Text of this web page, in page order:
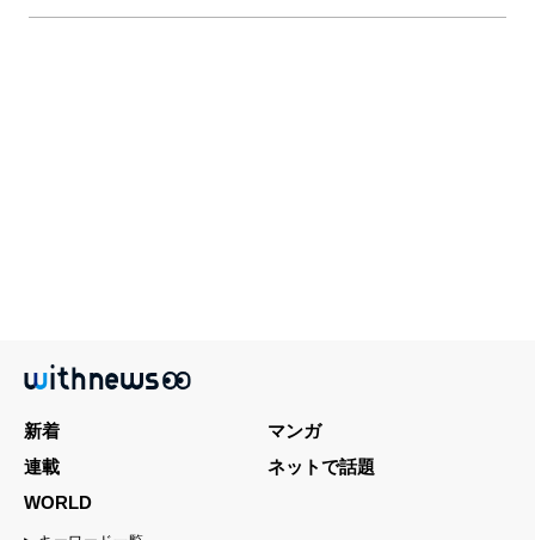
新着
マンガ
連載
ネットで話題
WORLD